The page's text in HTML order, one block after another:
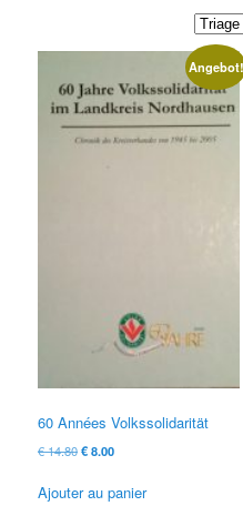
Angebot!
60 Années Volkssolidarität
€14.80Le
d'origine
€8.00Le
actuel
Ajouter au panier